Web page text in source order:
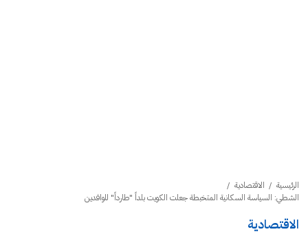
الرئيسية / الاقتصادية /
الشطي: السياسة السكانية المتخبطة جعلت الكويت بلداً "طارداً" للوافدين
الاقتصادية